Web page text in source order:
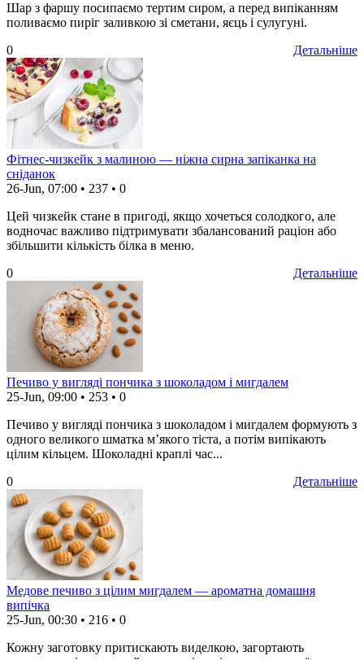
Шар з фаршу посипаємо тертим сиром, а перед випіканням
поливаємо пиріг заливкою зі сметани, яєць і сулугуні.
Детальніше
0
Фітнес-чизкейк з малиною — ніжна сирна запіканка на
сніданок
26-Jun, 07:00 • 237 • 0
Цей чизкейк стане в пригоді, якщо хочеться солодкого, але
водночас важливо підтримувати збалансований раціон або
збільшити кількість білка в меню.
Детальніше
0
Печиво у вигляді пончика з шоколадом і мигдалем
25-Jun, 09:00 • 253 • 0
Печиво у вигляді пончика з шоколадом і мигдалем формують з
одного великого шматка м’якого тіста, а потім випікають
цілим кільцем. Шоколадні краплі час...
Детальніше
0
Медове печиво з цілим мигдалем — ароматна домашня
випічка
25-Jun, 00:30 • 216 • 0
Кожну заготовку притискають виделкою, загортають